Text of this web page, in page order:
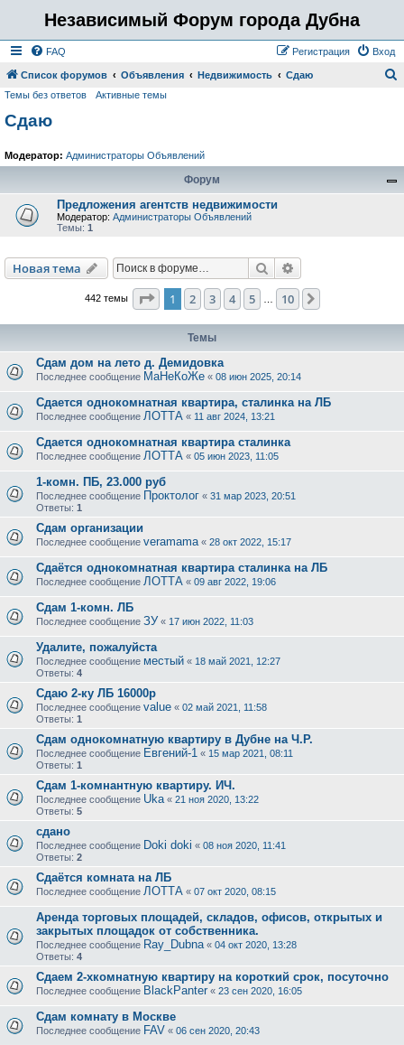
Независимый Форум города Дубна
FAQ Вход
Регистрация
Список форумов Объявления Недвижимость Сдаю
Темы без ответов Активные темы
Сдаю
Модератор: Администраторы Объявлений
Форум
Предложения агентств недвижимости
Модератор: Администраторы Объявлений
Темы: 1
Новая тема Поиск
442 темы Страница из 10
1 2 3 4 5 10
Темы
Сдам дом на лето д. Демидовка
Последнее сообщение МаНеКоЖе « 08 июн 2025, 20:14
Сдается однокомнатная квартира, сталинка на ЛБ
Последнее сообщение ЛОТТА « 11 авг 2024, 13:21
Сдается однокомнатная квартира сталинка
Последнее сообщение ЛОТТА « 05 июн 2023, 11:05
1-комн. ПБ, 23.000 руб
Последнее сообщение Проктолог « 31 мар 2023, 20:51
Ответы: 1
Сдам организации
Последнее сообщение veramama « 28 окт 2022, 15:17
Сдаётся однокомнатная квартира сталинка на ЛБ
Последнее сообщение ЛОТТА « 09 авг 2022, 19:06
Сдам 1-комн. ЛБ
Последнее сообщение ЗУ « 17 июн 2022, 11:03
Удалите, пожалуйста
Последнее сообщение местый « 18 май 2021, 12:27
Ответы: 4
Сдаю 2-ку ЛБ 16000р
Последнее сообщение value « 02 май 2021, 11:58
Ответы: 1
Сдам однокомнатную квартиру в Дубне на Ч.Р.
Последнее сообщение Евгений-1 « 15 мар 2021, 08:11
Ответы: 1
Сдам 1-комнантную квартиру. ИЧ.
Последнее сообщение Uka « 21 ноя 2020, 13:22
Ответы: 5
сдано
Последнее сообщение Doki doki « 08 ноя 2020, 11:41
Ответы: 2
Сдаётся комната на ЛБ
Последнее сообщение ЛОТТА « 07 окт 2020, 08:15
Аренда торговых площадей, складов, офисов, открытых и
закрытых площадок от собственника.
Последнее сообщение Ray_Dubna « 04 окт 2020, 13:28
Ответы: 4
Сдаем 2-хкомнатную квартиру на короткий срок, посуточно
Последнее сообщение BlackPanter « 23 сен 2020, 16:05
Сдам комнату в Москве
Последнее сообщение FAV « 06 сен 2020, 20:43